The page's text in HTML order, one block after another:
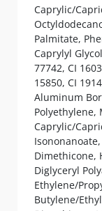
Caprylic/
Palmitate,
Caprylyl
77742, CI
15850, CI
Aluminum
Polyethylene,
Caprylic/
Dimethicone,
Diglyceryl
Ethylene/
Butylene/